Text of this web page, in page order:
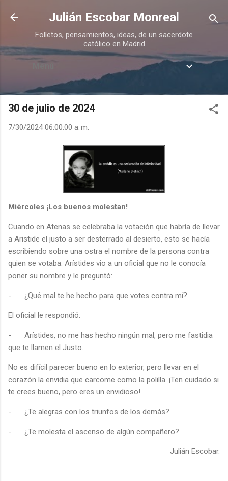
Ir al contenido principal
Julián Escobar Monreal
Folletos, pensamientos, ideas, de un sacerdote
católico en Madrid
Menú
30 de julio de 2024
7/30/2024 06:00:00 a. m.
Miércoles ¡Los buenos molestan!
Cuando en Atenas se celebraba la votación que habría de llevar
a Aristide el justo a ser desterrado al desierto, esto se hacía
escribiendo sobre una ostra el nombre de la persona contra
quien se votaba. Arístides vio a un oficial que no le conocía
poner su nombre y le preguntó:
- ¿Qué mal te he hecho para que votes contra mí?
El oficial le respondió:
-
Arístides, no me has hecho ningún mal, pero me fastidia
que te llamen el Justo.
No es difícil parecer bueno en lo exterior, pero llevar en el
corazón la envidia que carcome como la polilla. ¡Ten cuidado si
te crees bueno, pero eres un envidioso!
- ¿Te alegras con los triunfos de los demás?
- ¿Te molesta el ascenso de algún compañero?
Julián Escobar.